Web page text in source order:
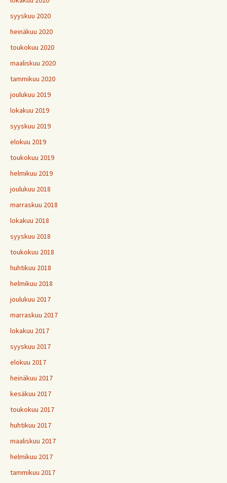
syyskuu 2020
heinäkuu 2020
toukokuu 2020
maaliskuu 2020
tammikuu 2020
joulukuu 2019
lokakuu 2019
syyskuu 2019
elokuu 2019
toukokuu 2019
helmikuu 2019
joulukuu 2018
marraskuu 2018
lokakuu 2018
syyskuu 2018
toukokuu 2018
huhtikuu 2018
helmikuu 2018
joulukuu 2017
marraskuu 2017
lokakuu 2017
syyskuu 2017
elokuu 2017
heinäkuu 2017
kesäkuu 2017
toukokuu 2017
huhtikuu 2017
maaliskuu 2017
helmikuu 2017
tammikuu 2017